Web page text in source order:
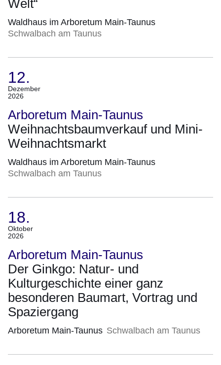
Seite
1
Welt“
Waldhaus im Arboretum Main-Taunus
Schwalbach am Taunus
12.
Dezember
2026
(Termin:
12.
Dezember
2026)
Arboretum Main-Taunus
Weihnachtsbaumverkauf und Mini-
Weihnachtsmarkt
Waldhaus im Arboretum Main-Taunus
Schwalbach am Taunus
18.
Oktober
2026
(Termin:
18.
Oktober
Arboretum Main-Taunus
Der Ginkgo: Natur- und
Kulturgeschichte einer ganz
besonderen Baumart, Vortrag und
Spaziergang
Arboretum Main-Taunus Schwalbach am Taunus